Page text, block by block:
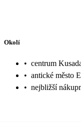
Okolí
• centrum
• antické město
• nejbližší